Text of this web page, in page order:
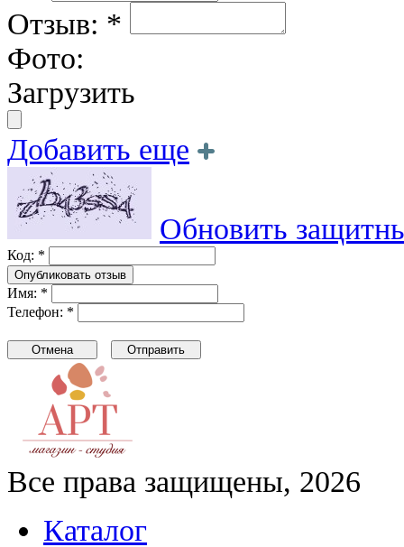
Отзыв: *
Фото:
Загрузить
Добавить еще
Обновить
Код: *
Имя: *
Телефон: *
Все права защищены, 2026
Каталог